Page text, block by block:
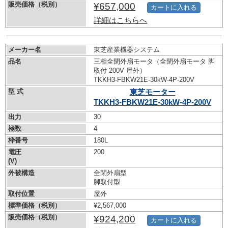
販売価格（税別）
¥657,000
詳細はこちらへ
カートに入れる
メーカー名
東芝産業機器システム
品名
三相全閉外扇モータ（全閉外扇モータ 脚
取付 200V 屋外）
TKKH3-FBKW21E-30kW-4P-200V
型 式
東芝モーター
TKKH3-FBKW21E-30kW-4P-200V
出力
30
極数
4
枠番号
180L
電圧
(V)
200
外被構造
全閉外扇型
脚取付型
取付位置
屋外
標準価格（税別）
¥2,567,000
販売価格（税別）
¥924,200 カートに入れる